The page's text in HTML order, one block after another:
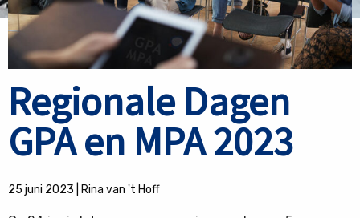
Regionale Dagen
GPA en MPA 2023
25 juni 2023 Rina van 't Hoff